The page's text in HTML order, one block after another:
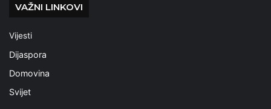
VAŽNI LINKOVI
Vijesti
Dijaspora
Domovina
Svijet